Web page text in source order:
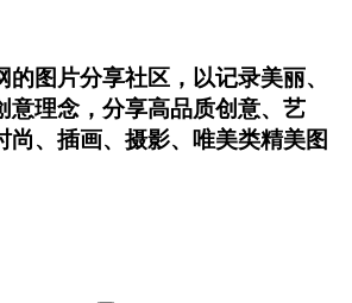
的图片分享社区，以记录美丽、
意理念，分享高品质创意、艺
尚、插画、摄影、唯美类精美图